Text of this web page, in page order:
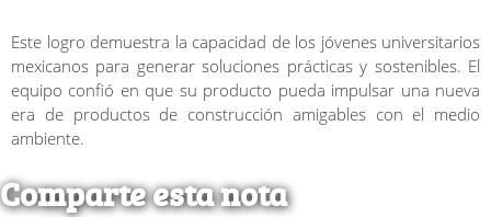
Este logro demuestra la capacidad de los jóvenes universitarios
mexicanos para generar soluciones prácticas y sostenibles. El
equipo confió en que su producto pueda impulsar una nueva
era de productos de construcción amigables con el medio
ambiente.
Comparte esta nota